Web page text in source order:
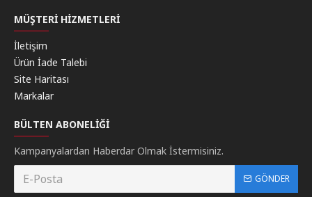
MÜŞTERI HIZMETLERI
İletişim
Ürün İade Talebi
Site Haritası
Markalar
BÜLTEN ABONELIĞI
Kampanyalardan Haberdar Olmak İstermisiniz.
GÖNDER